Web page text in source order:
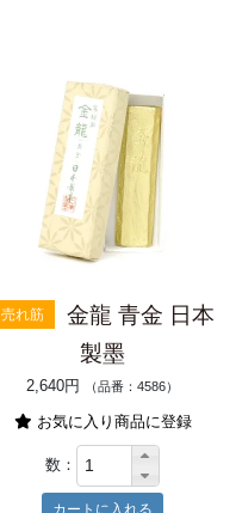
売れ筋
金龍 青金 日本
製墨
2,640円 （品番：4586）
お気に入り商品に登録
数：